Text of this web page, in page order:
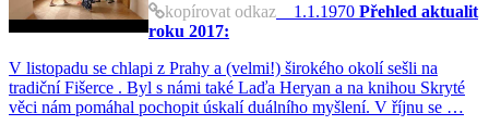
kopírovat odkaz 1.1.1970 Přehled aktualit
roku 2017:
V listopadu se chlapi z Prahy a (velmi!) širokého okolí sešli na
tradiční Fišerce . Byl s námi také Laďa Heryan a na knihou Skryté
věci nám pomáhal pochopit úskalí duálního myšlení. V říjnu se …